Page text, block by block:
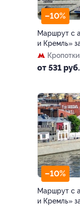
–10%
Маршрут с
и Кремль»
от 531 руб.
–10%
Маршрут с
и Кремль»